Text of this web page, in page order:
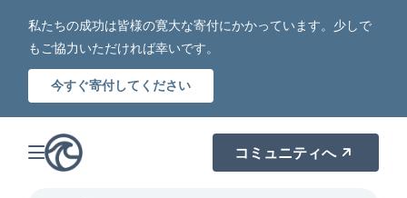
私たちの成功は皆様の寛大な寄付にかかっています。少しで
もご協力いただければ幸いです。
今すぐ寄付してください
コミュニティへ